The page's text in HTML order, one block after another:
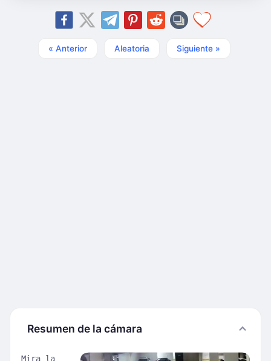
« Anterior Aleatoria Siguiente »
Resumen de la cámara
Mira la